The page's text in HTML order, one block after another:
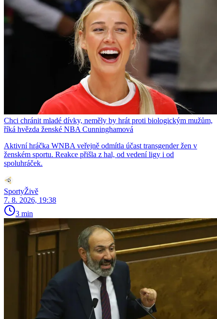
Chci chránit mladé dívky, neměly by hrát proti biologickým mužům,
říká hvězda ženské NBA Cunninghamová
Aktivní hráčka WNBA veřejně odmítla účast transgender žen v
ženském sportu. Reakce přišla z hal, od vedení ligy i od
spoluhráček.
SportyŽivě
7. 8. 2026, 19:38
3 min